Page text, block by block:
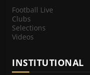
Football Live
Clubs
Selections
Videos
INSTITUTIONAL